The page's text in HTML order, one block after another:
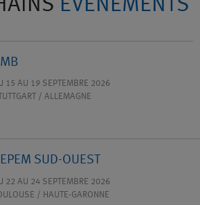
ÉVÉNEMENTS
15 AU 19 SEPTEMBRE 2026
/ ALLEMAGNE
SUD-OUEST
22 AU 24 SEPTEMBRE 2026
/ HAUTE-GARONNE